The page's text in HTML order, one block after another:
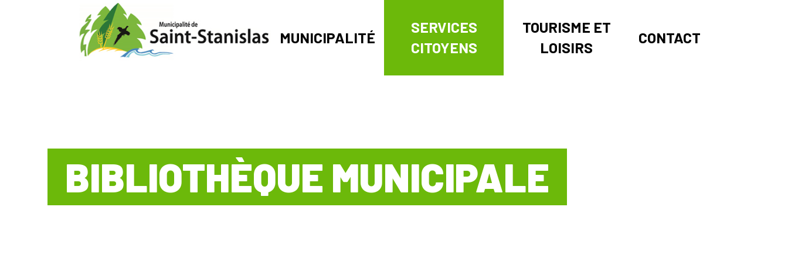
MUNICIPALITÉ
SERVICES
CITOYENS
TOURISME ET
LOISIRS
CONTACT
BIBLIOTHÈQUE MUNICIPALE